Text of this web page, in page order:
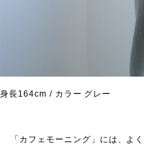
身長164cm / カラー グレー
「カフェモーニング」には、よ